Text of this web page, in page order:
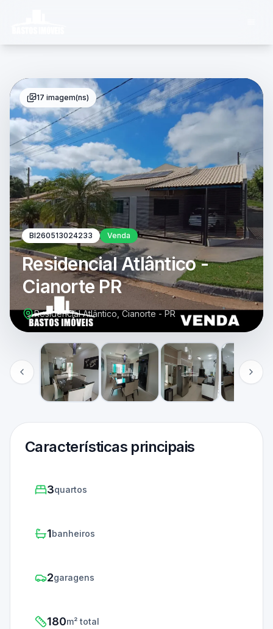
BI260513024233 Venda
Residencial Atlântico -
Cianorte PR
Residencial Atlântico, Cianorte - PR
17 imagem(ns)
Características principais
3quartos
1banheiros
2garagens
180m² total